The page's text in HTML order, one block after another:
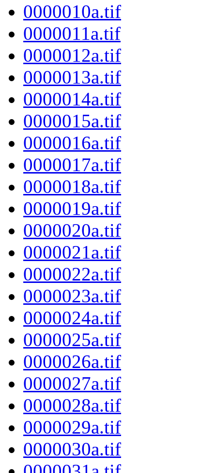
0000010a.tif
0000011a.tif
0000012a.tif
0000013a.tif
0000014a.tif
0000015a.tif
0000016a.tif
0000017a.tif
0000018a.tif
0000019a.tif
0000020a.tif
0000021a.tif
0000022a.tif
0000023a.tif
0000024a.tif
0000025a.tif
0000026a.tif
0000027a.tif
0000028a.tif
0000029a.tif
0000030a.tif